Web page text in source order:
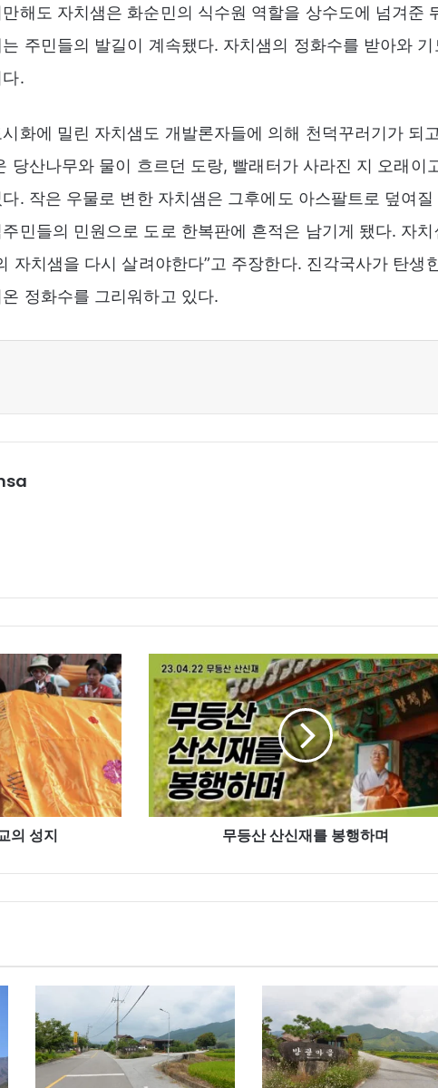
해도 자치샘은 화순민의 식수원 역할을 상수도에 넘겨준
주민들의 발길이 계속됐다. 자치샘의 정화수를 받아와 기
.
화에 밀린 자치샘도 개발론자들에 의해 천덕꾸러기가 되
당산나무와 물이 흐르던 도랑, 빨래터가 사라진 지 오래이
. 작은 우물로 변한 자치샘은 그후에도 아스팔트로 덮여질
민들의 민원으로 도로 한복판에 흔적은 남기게 됐다. 자치
자치샘을 다시 살려야한다”고 주장한다. 진각국사가 탄생
정화수를 그리워하고 있다.
의 성지
등
산
산
신
재
를
봉
행
무등산 산신재를 봉행하며